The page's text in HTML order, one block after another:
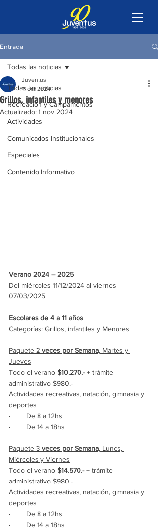
Entrada
Todas las noticias
Recreación y Campamentos
Actividades
Comunicados Institucionales
Especiales
Contenido Informativo
Todas las noticias
Grillos, infantiles y menores
Juventus
11 oct 2024
Actualizado: 1 nov 2024
Verano 2024 – 2025
Del miércoles 11/12/2024 al viernes
07/03/2025
Escolares de 4 a 11 años
Categorías: Grillos, infantiles y Menores
Paquete 2 veces por Semana, Martes y
Jueves
Todo el verano $10.270.- + trámite
administrativo $980.-
Actividades recreativas, natación, gimnasia y
deportes
·        De 8 a 12hs
·        De 14 a 18hs
Paquete 3 veces por Semana, Lunes,
Miércoles y Viernes
Todo el verano $14.570.- + trámite
administrativo $980.-
Actividades recreativas, natación, gimnasia y
deportes
·        De 8 a 12hs
·        De 14 a 18hs